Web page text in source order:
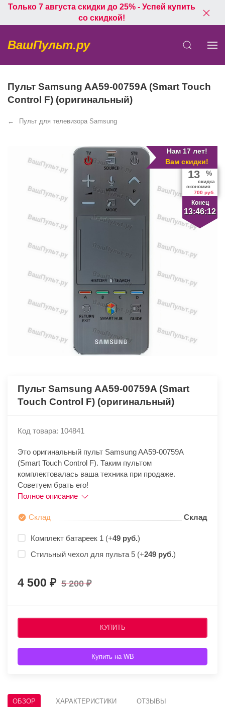
Только 7 августа скидки до 25% - Успей купить
со скидкой!
ВашПульт.ру
Пульт Samsung AA59-00759A (Smart Touch
Control F) (оригинальный)
Пульт для телевизора Samsung
Нам 17 лет!
Вам скидки!
Конец
13:46:11
13 %
скидка
экономия
700 руб.
Пульт Samsung AA59-00759A (Smart
Touch Control F) (оригинальный)
Код товара: 104841
Это оригинальный пульт Samsung AA59-00759A
(Smart Touch Control F). Таким пультом
комплектовалась ваша техника при продаже.
Советуем брать его!
Полное описание
Склад Склад
Комплект батареек 1 (+49 руб.)
Стильный чехол для пульта 5 (+249 руб.)
4 500 5 200
КУПИТЬ
Купить на WB
ОБЗОР ХАРАКТЕРИСТИКИ ОТЗЫВЫ